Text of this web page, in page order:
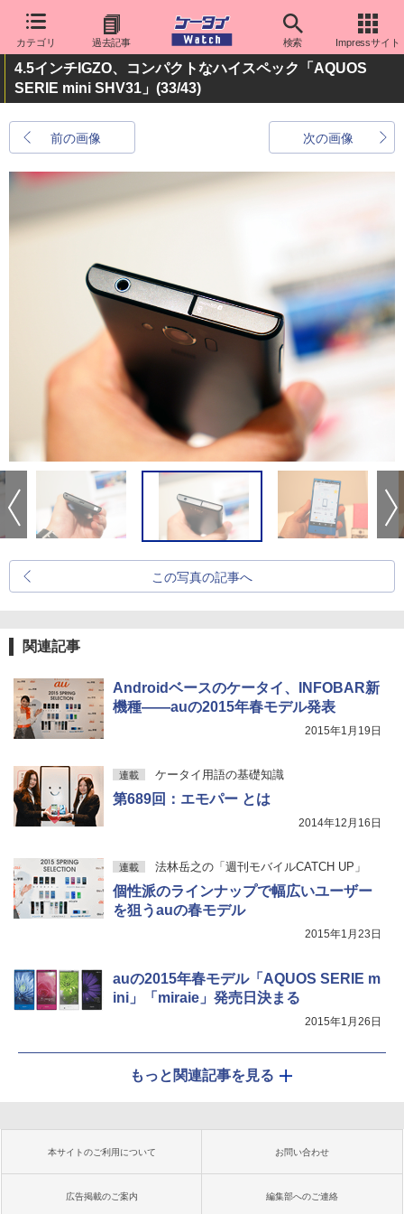
カテゴリ 過去記事 検索 Impressサイト
4.5インチIGZO、コンパクトなハイスペック「AQUOS
SERIE mini SHV31」 (33/43)
前の画像 次の画像
この写真の記事へ
関連記事
Androidベースのケータイ、INFOBAR新
機種――auの2015年春モデル発表
2015年1月19日
連載 ケータイ用語の基礎知識
第689回：エモパー とは
2014年12月16日
連載 法林岳之の「週刊モバイルCATCH UP」
個性派のラインナップで幅広いユーザー
を狙うauの春モデル
2015年1月23日
auの2015年春モデル「AQUOS SERIE m
ini」「miraie」発売日決まる
2015年1月26日
もっと関連記事を見る
本サイトのご利用について お問い合わせ
広告掲載のご案内 編集部へのご連絡